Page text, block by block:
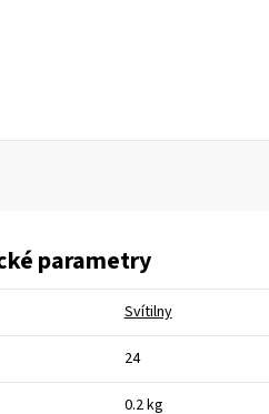
parametry
Svítilny
24
0.2 kg